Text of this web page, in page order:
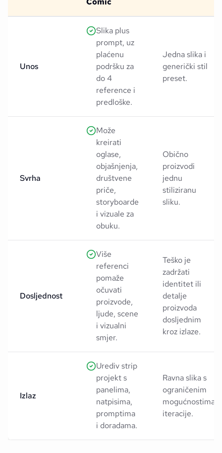
Unos
Slika plus
prompt, uz
plaćenu
podršku za
do 4
reference i
predloške.
Jedna slika i
generički stil
preset.
Svrha
Može
kreirati
oglase,
objašnjenja,
društvene
priče,
storyboarde
i vizuale za
obuku.
Obično
proizvodi
jednu
stiliziranu
sliku.
Dosljednost
Više
referenci
pomaže
očuvati
proizvode,
ljude, scene
i vizualni
smjer.
Teško je
zadržati
identitet ili
detalje
proizvoda
dosljednim
kroz izlaze.
Izlaz
Urediv strip
projekt s
panelima,
natpisima,
promptima
i doradama.
Ravna slika s
ograničenim
mogućnostima
iteracije.